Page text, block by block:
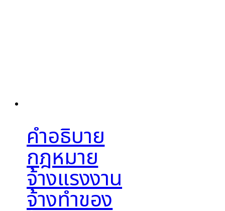
คำอธิบาย
กฎหมาย
จ้างแรงงาน
จ้างทำของ